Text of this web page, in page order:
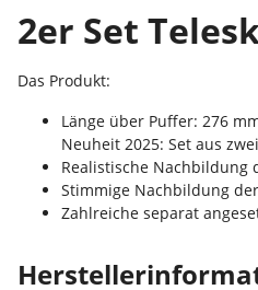
2er Set
Das Produkt:
Länge über Puffer: 276
Neuheit 2025: Set aus
Realistische Nachbildung
Stimmige Nachbildung
Zahlreiche separat